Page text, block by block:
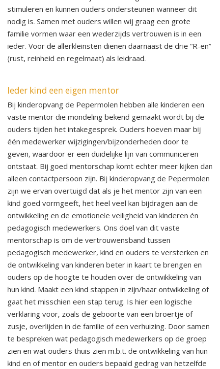
stimuleren en kunnen ouders ondersteunen wanneer dit
nodig is. Samen met ouders willen wij graag een grote
familie vormen waar een wederzijds vertrouwen is in een
ieder. Voor de allerkleinsten dienen daarnaast de drie “R-en”
(rust, reinheid en regelmaat) als leidraad.
Ieder kind een eigen mentor
Bij kinderopvang de Pepermolen hebben alle kinderen een
vaste mentor die mondeling bekend gemaakt wordt bij de
ouders tijden het intakegesprek. Ouders hoeven maar bij
één medewerker wijzigingen/bijzonderheden door te
geven, waardoor er een duidelijke lijn van communiceren
ontstaat. Bij goed mentorschap komt echter meer kijken dan
alleen contactpersoon zijn. Bij kinderopvang de Pepermolen
zijn we ervan overtuigd dat als je het mentor zijn van een
kind goed vormgeeft, het heel veel kan bijdragen aan de
ontwikkeling en de emotionele veiligheid van kinderen én
pedagogisch medewerkers. Ons doel van dit vaste
mentorschap is om de vertrouwensband tussen
pedagogisch medewerker, kind en ouders te versterken en
de ontwikkeling van kinderen beter in kaart te brengen en
ouders op de hoogte te houden over de ontwikkeling van
hun kind. Maakt een kind stappen in zijn/haar ontwikkeling of
gaat het misschien een stap terug. Is hier een logische
verklaring voor, zoals de geboorte van een broertje of
zusje, overlijden in de familie of een verhuizing. Door samen
te bespreken wat pedagogisch medewerkers op de groep
zien en wat ouders thuis zien m.b.t. de ontwikkeling van hun
kind en of mentor en ouders bepaald gedrag van hetzelfde